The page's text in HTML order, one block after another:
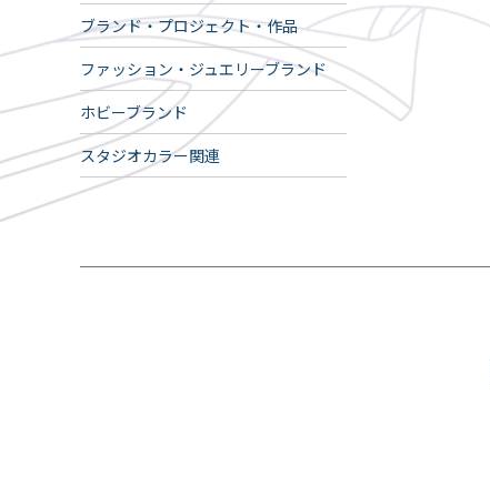
ブランド・プロジェクト・作品
ファッション・ジュエリーブランド
ホビーブランド
スタジオカラー関連